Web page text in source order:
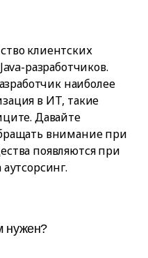
клиентских
разработчиков.
наиболее
в ИТ, такие
Давайте
внимание при
появляются при
нужен?